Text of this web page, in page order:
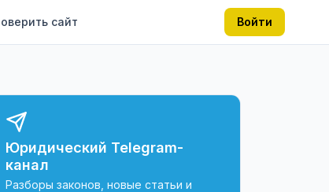
сайт Войти
Юридический Telegram-
канал
Разборы законов, новые статьи и